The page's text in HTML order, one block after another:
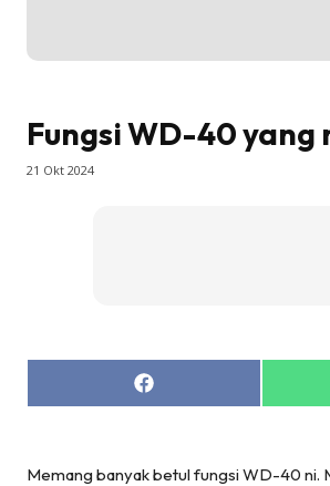
Fungsi WD-40 yang
21 Okt 2024
Share
on
Memang banyak betul fungsi WD-40 ni.